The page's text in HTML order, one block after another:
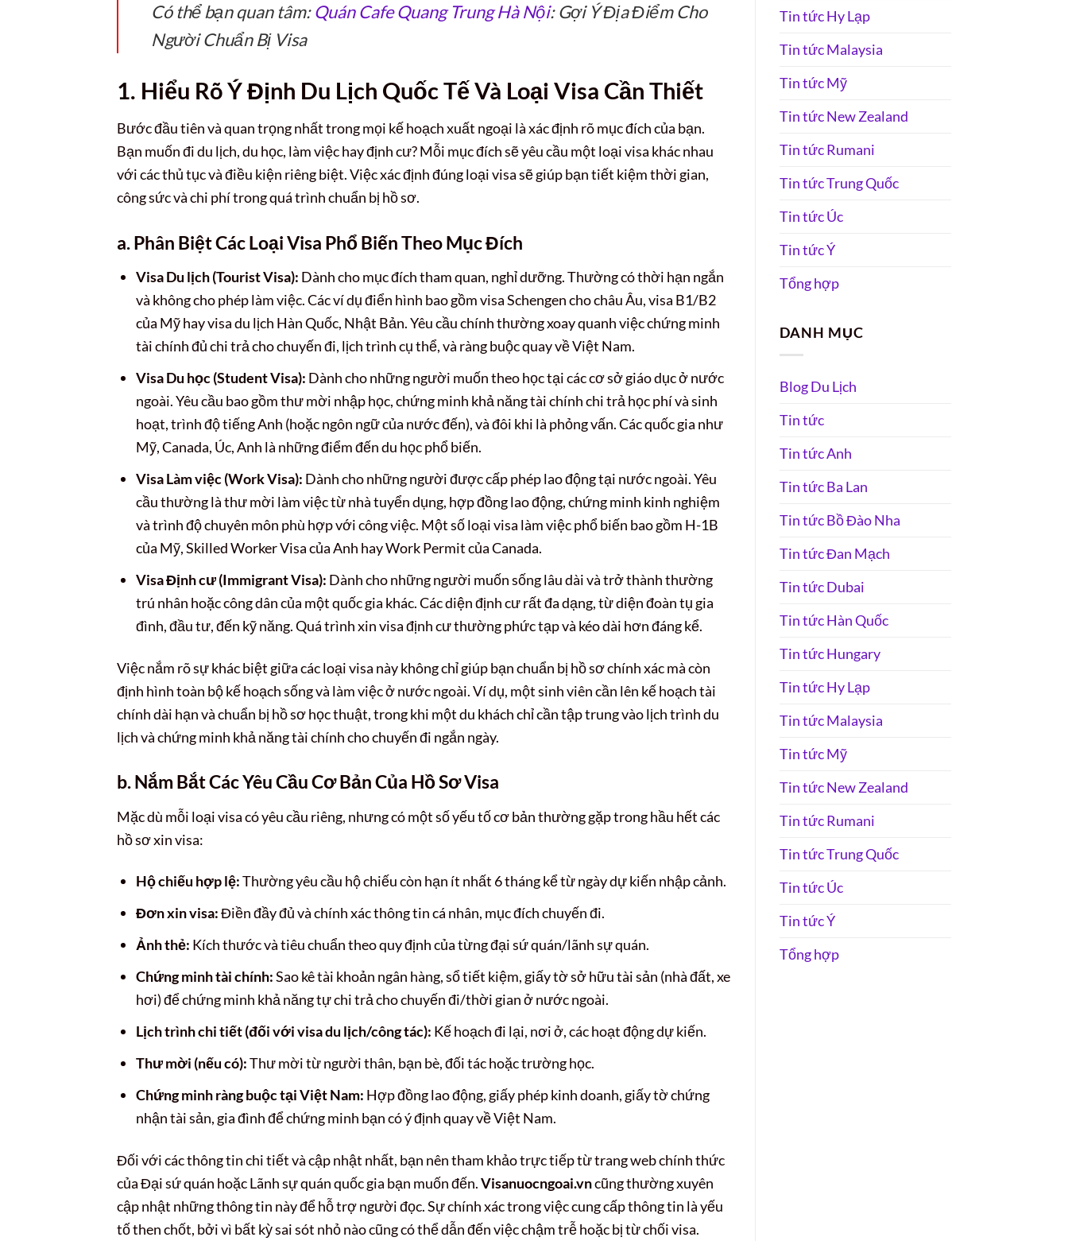
Có thể bạn quan tâm:Quán Cafe Quang Trung Hà Nội: Gợi Ý Địa Điểm Cho
Người Chuẩn Bị Visa
1. Hiểu Rõ Ý Định Du Lịch Quốc Tế Và Loại Visa Cần Thiết
Bước đầu tiên và quan trọng nhất trong mọi kế hoạch xuất ngoại là xác định rõ mục đích của bạn.
Bạn muốn đi du lịch, du học, làm việc hay định cư? Mỗi mục đích sẽ yêu cầu một loại visa khác nhau
với các thủ tục và điều kiện riêng biệt. Việc xác định đúng loại visa sẽ giúp bạn tiết kiệm thời gian,
công sức và chi phí trong quá trình chuẩn bị hồ sơ.
a. Phân Biệt Các Loại Visa Phổ Biến Theo Mục Đích
Visa Du lịch (Tourist Visa): Dành cho mục đích tham quan, nghỉ dưỡng. Thường có thời hạn ngắn
và không cho phép làm việc. Các ví dụ điển hình bao gồm visa Schengen cho châu Âu, visa B1/B2
của Mỹ hay visa du lịch Hàn Quốc, Nhật Bản. Yêu cầu chính thường xoay quanh việc chứng minh
tài chính đủ chi trả cho chuyến đi, lịch trình cụ thể, và ràng buộc quay về Việt Nam.
Visa Du học (Student Visa): Dành cho những người muốn theo học tại các cơ sở giáo dục ở nước
ngoài. Yêu cầu bao gồm thư mời nhập học, chứng minh khả năng tài chính chi trả học phí và sinh
hoạt, trình độ tiếng Anh (hoặc ngôn ngữ của nước đến), và đôi khi là phỏng vấn. Các quốc gia như
Mỹ, Canada, Úc, Anh là những điểm đến du học phổ biến.
Visa Làm việc (Work Visa): Dành cho những người được cấp phép lao động tại nước ngoài. Yêu
cầu thường là thư mời làm việc từ nhà tuyển dụng, hợp đồng lao động, chứng minh kinh nghiệm
và trình độ chuyên môn phù hợp với công việc. Một số loại visa làm việc phổ biến bao gồm H-1B
của Mỹ, Skilled Worker Visa của Anh hay Work Permit của Canada.
Visa Định cư (Immigrant Visa): Dành cho những người muốn sống lâu dài và trở thành thường
trú nhân hoặc công dân của một quốc gia khác. Các diện định cư rất đa dạng, từ diện đoàn tụ gia
đình, đầu tư, đến kỹ năng. Quá trình xin visa định cư thường phức tạp và kéo dài hơn đáng kể.
Việc nắm rõ sự khác biệt giữa các loại visa này không chỉ giúp bạn chuẩn bị hồ sơ chính xác mà còn
định hình toàn bộ kế hoạch sống và làm việc ở nước ngoài. Ví dụ, một sinh viên cần lên kế hoạch tài
chính dài hạn và chuẩn bị hồ sơ học thuật, trong khi một du khách chỉ cần tập trung vào lịch trình du
lịch và chứng minh khả năng tài chính cho chuyến đi ngắn ngày.
b. Nắm Bắt Các Yêu Cầu Cơ Bản Của Hồ Sơ Visa
Mặc dù mỗi loại visa có yêu cầu riêng, nhưng có một số yếu tố cơ bản thường gặp trong hầu hết các
hồ sơ xin visa:
Hộ chiếu hợp lệ:Thường yêu cầu hộ chiếu còn hạn ít nhất 6 tháng kể từ ngày dự kiến nhập cảnh.
Đơn xin visa:Điền đầy đủ và chính xác thông tin cá nhân, mục đích chuyến đi.
Ảnh thẻ: Kích thước và tiêu chuẩn theo quy định của từng đại sứ quán/lãnh sự quán.
Chứng minh tài chính:Sao kê tài khoản ngân hàng, sổ tiết kiệm, giấy tờ sở hữu tài sản (nhà đất, xe
hơi) để chứng minh khả năng tự chi trả cho chuyến đi/thời gian ở nước ngoài.
Lịch trình chi tiết (đối với visa du lịch/công tác): Kế hoạch đi lại, nơi ở, các hoạt động dự kiến.
Thư mời (nếu có):Thư mời từ người thân, bạn bè, đối tác hoặc trường học.
Chứng minh ràng buộc tại Việt Nam: Hợp đồng lao động, giấy phép kinh doanh, giấy tờ chứng
nhận tài sản, gia đình để chứng minh bạn có ý định quay về Việt Nam.
Đối với các thông tin chi tiết và cập nhật nhất, bạn nên tham khảo trực tiếp từ trang web chính thức
của Đại sứ quán hoặc Lãnh sự quán quốc gia bạn muốn đến.Visanuocngoai.vncũng thường xuyên
cập nhật những thông tin này để hỗ trợ người đọc. Sự chính xác trong việc cung cấp thông tin là yếu
tố then chốt, bởi vì bất kỳ sai sót nhỏ nào cũng có thể dẫn đến việc chậm trễ hoặc bị từ chối visa.
Tin tức Hy Lạp
Tin tức Malaysia
Tin tức Mỹ
Tin tức New Zealand
Tin tức Rumani
Tin tức Trung Quốc
Tin tức Úc
Tin tức Ý
Tổng hợp
DANH MỤC
Blog Du Lịch
Tin tức
Tin tức Anh
Tin tức Ba Lan
Tin tức Bồ Đào Nha
Tin tức Đan Mạch
Tin tức Dubai
Tin tức Hàn Quốc
Tin tức Hungary
Tin tức Hy Lạp
Tin tức Malaysia
Tin tức Mỹ
Tin tức New Zealand
Tin tức Rumani
Tin tức Trung Quốc
Tin tức Úc
Tin tức Ý
Tổng hợp